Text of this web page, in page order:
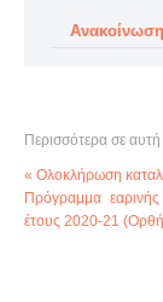
Περισσότερα σε
« Ολοκλήρωση
Πρόγραμμα εαρινής
έτους 2020-21